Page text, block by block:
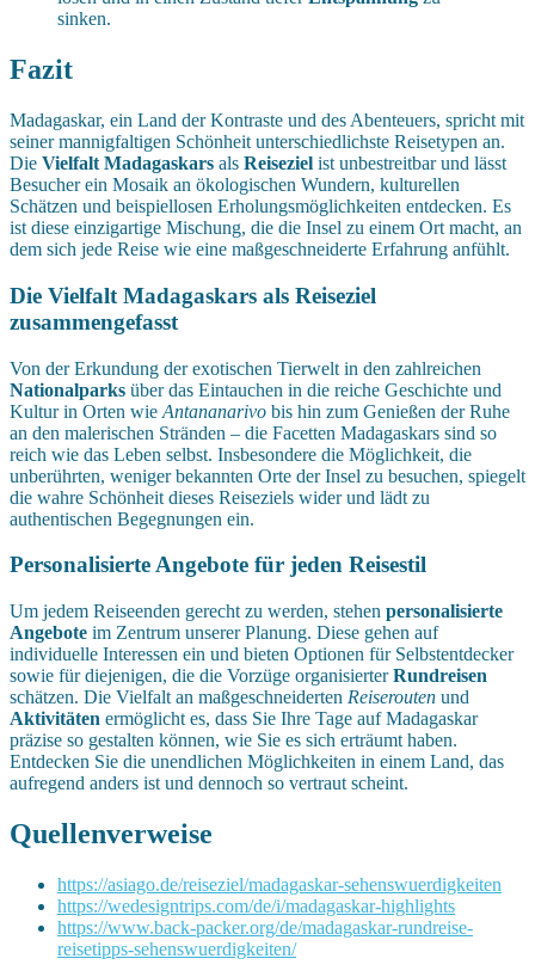
sinken.
Fazit
Madagaskar, ein Land der Kontraste und des Abenteuers, spricht mit
seiner mannigfaltigen Schönheit unterschiedlichste Reisetypen an.
Die Vielfalt Madagaskars als Reiseziel ist unbestreitbar und lässt
Besucher ein Mosaik an ökologischen Wundern, kulturellen
Schätzen und beispiellosen Erholungsmöglichkeiten entdecken. Es
ist diese einzigartige Mischung, die die Insel zu einem Ort macht, an
dem sich jede Reise wie eine maßgeschneiderte Erfahrung anfühlt.
Die Vielfalt Madagaskars als Reiseziel
zusammengefasst
Von der Erkundung der exotischen Tierwelt in den zahlreichen
Nationalparks über das Eintauchen in die reiche Geschichte und
Kultur in Orten wie Antananarivo bis hin zum Genießen der Ruhe
an den malerischen Stränden – die Facetten Madagaskars sind so
reich wie das Leben selbst. Insbesondere die Möglichkeit, die
unberührten, weniger bekannten Orte der Insel zu besuchen, spiegelt
die wahre Schönheit dieses Reiseziels wider und lädt zu
authentischen Begegnungen ein.
Personalisierte Angebote für jeden Reisestil
Um jedem Reiseenden gerecht zu werden, stehen personalisierte
Angebote im Zentrum unserer Planung. Diese gehen auf
individuelle Interessen ein und bieten Optionen für Selbstentdecker
sowie für diejenigen, die die Vorzüge organisierterRundreisen
schätzen. Die Vielfalt an maßgeschneiderten Reiserouten und
Aktivitäten ermöglicht es, dass Sie Ihre Tage auf Madagaskar
präzise so gestalten können, wie Sie es sich erträumt haben.
Entdecken Sie die unendlichen Möglichkeiten in einem Land, das
aufregend anders ist und dennoch so vertraut scheint.
Quellenverweise
https://asiago.de/reiseziel/madagaskar-sehenswuerdigkeiten
https://wedesigntrips.com/de/i/madagaskar-highlights
https://www.back-packer.org/de/madagaskar-rundreise-
reisetipps-sehenswuerdigkeiten/